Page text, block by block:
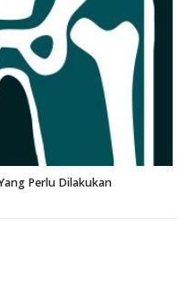
Perlu Dilakukan